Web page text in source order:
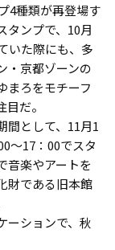
4種類が再登場す
タンプで、10月
いた際にも、多
・京都ゾーンの
まろをモチーフ
だ。
間として、11月1
〜17：00でスタ
音楽やアートを
財である旧本館
ーションで、秋